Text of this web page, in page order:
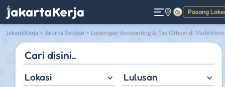
Pasang
Gelap
JakartaKerja > Jakarta Selatan > Lowongan Accounting & Tax Officer di Multi Konsultan
Lokasi Lulusan